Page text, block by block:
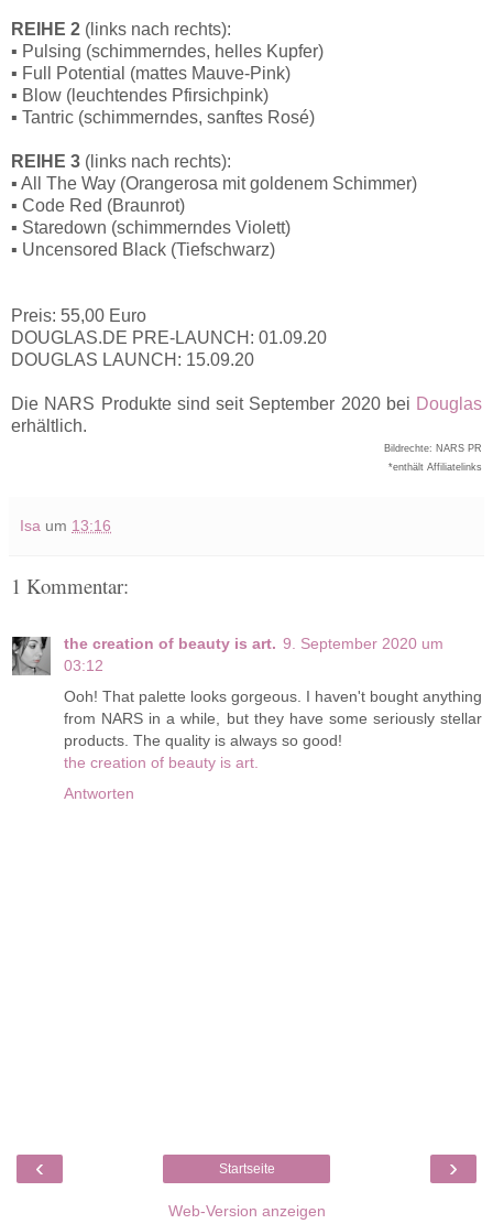
REIHE 2 (links nach rechts):
▪ Pulsing (schimmerndes, helles Kupfer)
▪ Full Potential (mattes Mauve-Pink)
▪ Blow (leuchtendes Pfirsichpink)
▪ Tantric (schimmerndes, sanftes Rosé)
REIHE 3 (links nach rechts):
▪ All The Way (Orangerosa mit goldenem Schimmer)
▪ Code Red (Braunrot)
▪ Staredown (schimmerndes Violett)
▪ Uncensored Black (Tiefschwarz)
Preis: 55,00 Euro
DOUGLAS.DE PRE-LAUNCH: 01.09.20
DOUGLAS LAUNCH: 15.09.20
Die NARS Produkte sind seit September 2020 bei Douglas
erhältlich.
Bildrechte: NARS PR
*enthält Affiliatelinks
Isa um 13:16
1 Kommentar:
the creation of beauty is art. 9. September 2020 um
03:12
Ooh! That palette looks gorgeous. I haven't bought anything
from NARS in a while, but they have some seriously stellar
products. The quality is always so good!
the creation of beauty is art.
Antworten
‹ ›
Startseite
Web-Version anzeigen